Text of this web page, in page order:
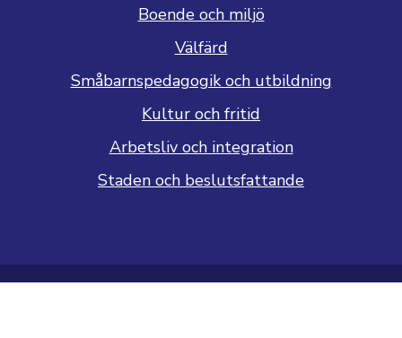
Boende och miljö
Välfärd
Småbarnspedagogik och utbildning
Kultur och fritid
Arbetsliv och integration
Staden och beslutsfattande